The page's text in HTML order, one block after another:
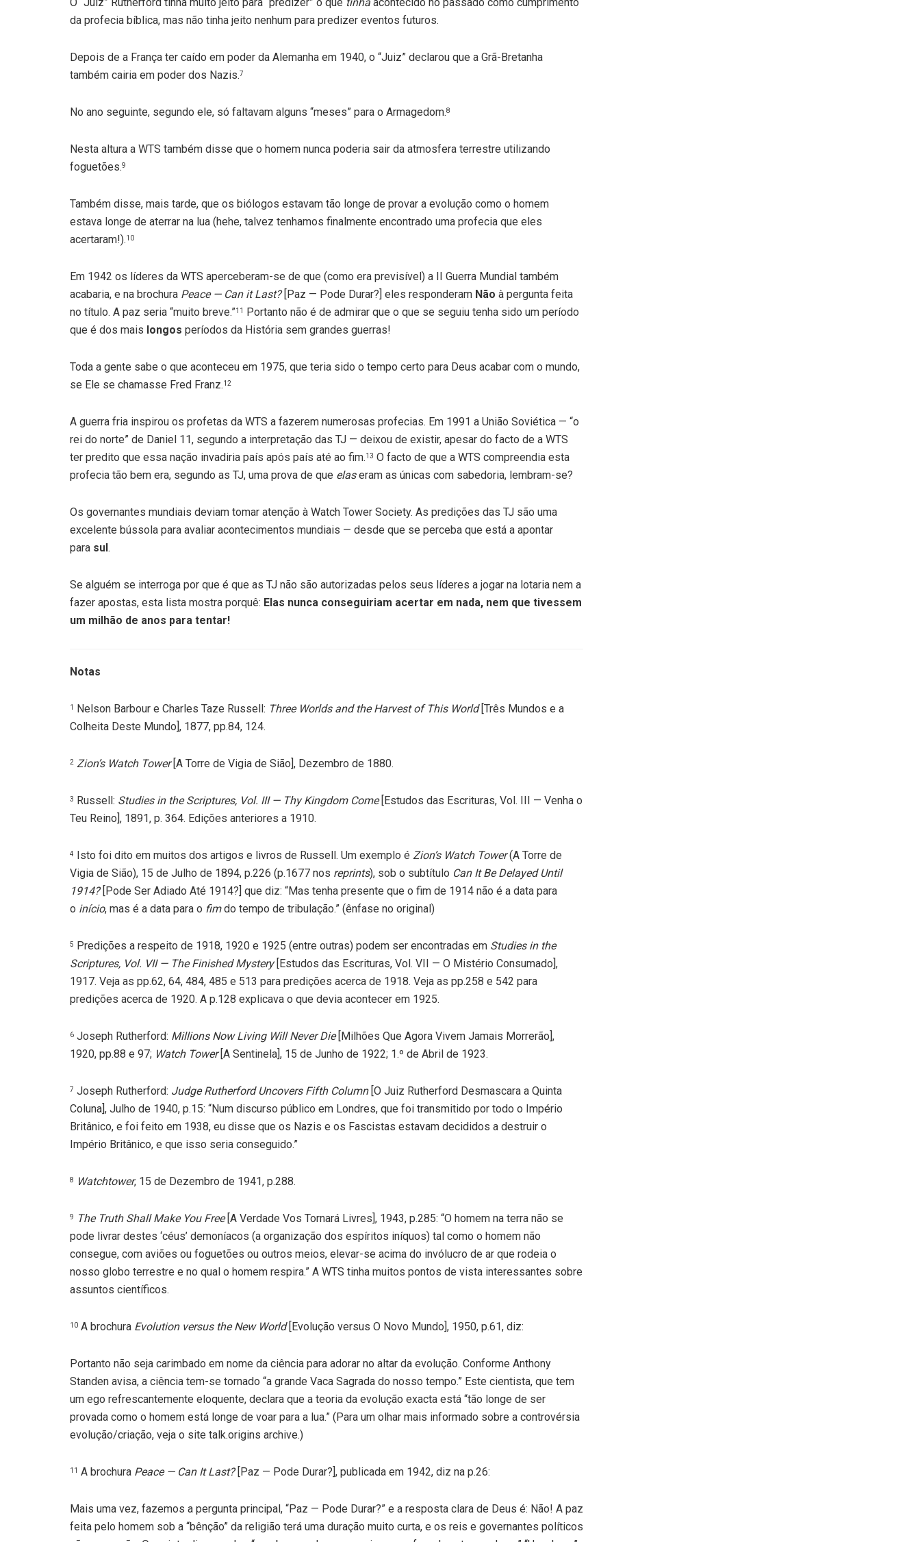
da profecia bíblica, mas não tinha jeito nenhum para predizer eventos futuros.
Depois de a França ter caído em poder da Alemanha em 1940, o “Juiz” declarou que a Grã-Bretanha
também cairia em poder dos Nazis.7
No ano seguinte, segundo ele, só faltavam alguns “meses” para o Armagedom.8
Nesta altura a WTS também disse que o homem nunca poderia sair da atmosfera terrestre utilizando
foguetões.9
Também disse, mais tarde, que os biólogos estavam tão longe de provar a evolução como o homem
estava longe de aterrar na lua (hehe, talvez tenhamos finalmente encontrado uma profecia que eles
acertaram!).10
Em 1942 os líderes da WTS aperceberam-se de que (como era previsível) a II Guerra Mundial também
acabaria, e na brochura Peace — Can it Last?[Paz — Pode Durar?] eles responderam Não à pergunta feita
no título. A paz seria “muito breve.”11
Portanto não é de admirar que o que se seguiu tenha sido um período
que é dos mais longos períodos da História sem grandes guerras!
Toda a gente sabe o que aconteceu em 1975, que teria sido o tempo certo para Deus acabar com o mundo,
se Ele se chamasse Fred Franz.12
A guerra fria inspirou os profetas da WTS a fazerem numerosas profecias. Em 1991 a União Soviética — “o
rei do norte” de Daniel 11, segundo a interpretação das TJ — deixou de existir, apesar do facto de a WTS
ter predito que essa nação invadiria país após país até ao fim.13 O facto de que a WTS compreendia esta
profecia tão bem era, segundo as TJ, uma prova de que elaseram as únicas com sabedoria, lembram-se?
Os governantes mundiais deviam tomar atenção à Watch Tower Society. As predições das TJ são uma
excelente bússola para avaliar acontecimentos mundiais — desde que se perceba que está a apontar
para sul.
Se alguém se interroga por que é que as TJ não são autorizadas pelos seus líderes a jogar na lotaria nem a
fazer apostas, esta lista mostra porquê: Elas nunca conseguiriam acertar em nada, nem que tivessem
um milhão de anos para tentar!
Notas
1 Nelson Barbour e Charles Taze Russell: Three Worlds and the Harvest of This World[Três Mundos e a
Colheita Deste Mundo], 1877, pp.84, 124.
2 Zion’s Watch Tower[A Torre de Vigia de Sião], Dezembro de 1880.
3 Russell: Studies in the Scriptures, Vol. III — Thy Kingdom Come[Estudos das Escrituras, Vol. III — Venha o
Teu Reino], 1891, p. 364. Edições anteriores a 1910.
4 Isto foi dito em muitos dos artigos e livros de Russell. Um exemplo é Zion’s Watch Tower(A Torre de
Vigia de Sião), 15 de Julho de 1894, p.226 (p.1677 nos reprints), sob o subtítulo Can It Be Delayed Until
1914?[Pode Ser Adiado Até 1914?] que diz: “Mas tenha presente que o fim de 1914 não é a data para
o início, mas é a data para o fimdo tempo de tribulação.” (ênfase no original)
5 Predições a respeito de 1918, 1920 e 1925 (entre outras) podem ser encontradas em Studies in the
Scriptures, Vol. VII — The Finished Mystery[Estudos das Escrituras, Vol. VII — O Mistério Consumado],
1917. Veja as pp.62, 64, 484, 485 e 513 para predições acerca de 1918. Veja as pp.258 e 542 para
predições acerca de 1920. A p.128 explicava o que devia acontecer em 1925.
6 Joseph Rutherford: Millions Now Living Will Never Die[Milhões Que Agora Vivem Jamais Morrerão],
1920, pp.88 e 97; Watch Tower[A Sentinela], 15 de Junho de 1922; 1.º de Abril de 1923.
7 Joseph Rutherford: Judge Rutherford Uncovers Fifth Column[O Juiz Rutherford Desmascara a Quinta
Coluna], Julho de 1940, p.15: “Num discurso público em Londres, que foi transmitido por todo o Império
Britânico, e foi feito em 1938, eu disse que os Nazis e os Fascistas estavam decididos a destruir o
Império Britânico, e que isso seria conseguido.”
8 Watchtower, 15 de Dezembro de 1941, p.288.
9 The Truth Shall Make You Free[A Verdade Vos Tornará Livres], 1943, p.285: “O homem na terra não se
pode livrar destes ‘céus’ demoníacos (a organização dos espíritos iníquos) tal como o homem não
consegue, com aviões ou foguetões ou outros meios, elevar-se acima do invólucro de ar que rodeia o
nosso globo terrestre e no qual o homem respira.” A WTS tinha muitos pontos de vista interessantes sobre
assuntos científicos.
10 A brochura Evolution versus the New World[Evolução versus O Novo Mundo], 1950, p.61, diz:
Portanto não seja carimbado em nome da ciência para adorar no altar da evolução. Conforme Anthony
Standen avisa, a ciência tem-se tornado “a grande Vaca Sagrada do nosso tempo.” Este cientista, que tem
um ego refrescantemente eloquente, declara que a teoria da evolução exacta está “tão longe de ser
provada como o homem está longe de voar para a lua.” (Para um olhar mais informado sobre a controvérsia
evolução/criação, veja o site talk.origins archive.)
11 A brochura Peace — Can It Last?[Paz — Pode Durar?], publicada em 1942, diz na p.26:
Mais uma vez, fazemos a pergunta principal, “Paz — Pode Durar?” e a resposta clara de Deus é: Não! A paz
feita pelo homem sob a “bênção” da religião terá uma duração muito curta, e os reis e governantes políticos